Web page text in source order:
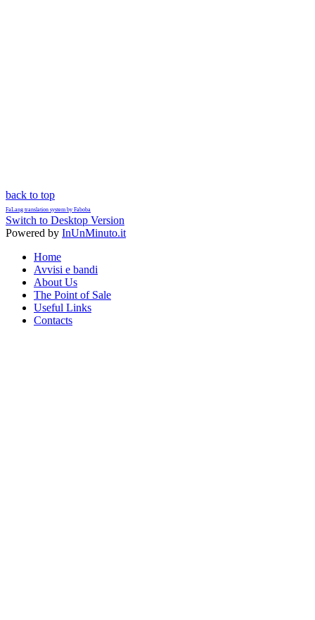
back to top
FaLang translation system by Faboba
Switch to Desktop Version
Powered by InUnMinuto.it
Home
Avvisi e bandi
About Us
The Point of Sale
Useful Links
Contacts